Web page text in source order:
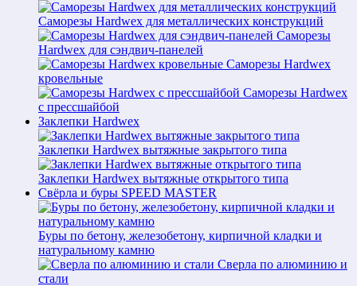
Саморезы Hardwex для металлических конструкций
Саморезы
Hardwex для сэндвич-панелей
Саморезы Hardwex
кровельные
Саморезы Hardwex
с прессшайбой
Заклепки Hardwex
Заклепки Hardwex вытяжные закрытого типа
Заклепки Hardwex вытяжные открытого типа
Свёрла и буры SPEED MASTER
Буры по бетону, железобетону, кирпичной кладки и
натуральному камню
Сверла по алюминию и
стали